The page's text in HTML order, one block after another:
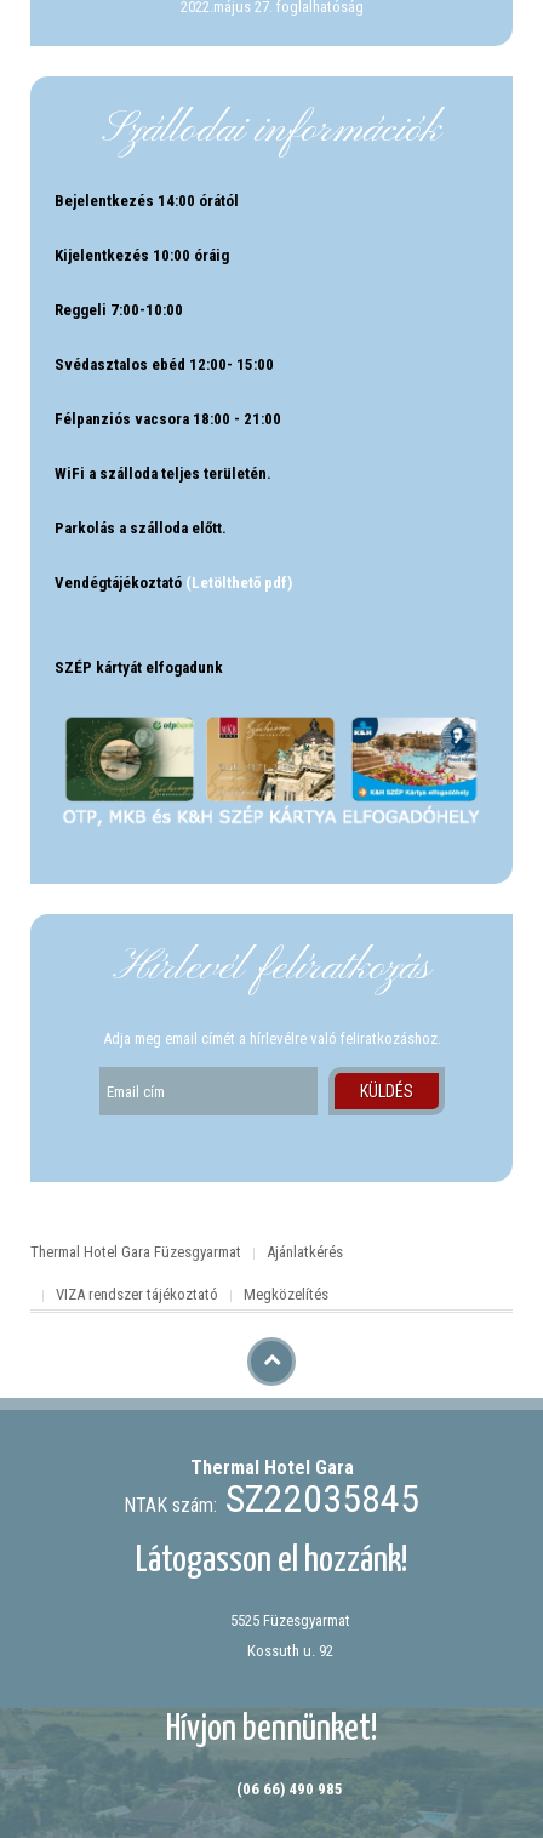
2022.május 27. foglalhatóság
Szállodai információk
Bejelentkezés 14:00 órától
Kijelentkezés 10:00 óráig
Reggeli 7:00-10:00
Svédasztalos ebéd 12:00- 15:00
Félpanziós vacsora 18:00 - 21:00
WiFi a szálloda teljes területén.
Parkolás a szálloda előtt.
Vendégtájékoztató (Letölthető pdf)
SZÉP kártyát elfogadunk
Hírlevél felíratkozás
Adja meg email címét a hírlevélre való feliratkozáshoz.
Thermal Hotel Gara Füzesgyarmat Ajánlatkérés
VIZA rendszer tájékoztató Megközelítés
Thermal Hotel Gara
NTAK szám: SZ22035845
Látogasson el hozzánk!
5525 Füzesgyarmat
Kossuth u. 92
Hívjon bennünket!
(06 66) 490 985